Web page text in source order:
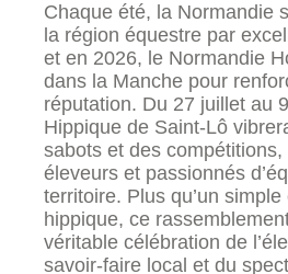
Chaque été, la Normandie
la région équestre par
et en 2026, le Normandie
dans la Manche pour
réputation. Du 27 juillet au
Hippique de Saint-Lô
sabots et des
éleveurs et passionnés
territoire. Plus qu’un
hippique, ce
véritable célébration de
savoir-faire local et du